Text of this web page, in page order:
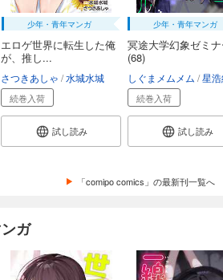
少年・青年マンガ
エロゲ世界に転生した俺
が、推し...
さつきあしゃ 水城水城
続巻入荷
試し読み
少年・青年マンガ
冥途大学幻象ゼミ
(68)
しぐまメムメム 星
続巻入荷
試し読み
「comipo comics」の最新刊一覧へ
ガ